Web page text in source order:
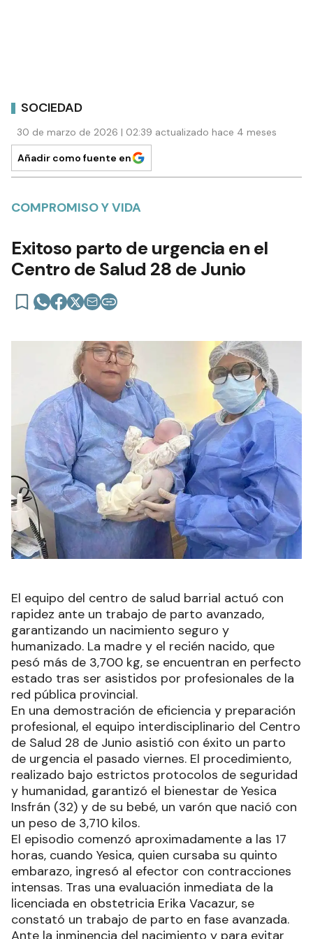
SOCIEDAD
30 de marzo de 2026 | 02:39 actualizado hace 4 meses
Añadir como fuente en
COMPROMISO Y VIDA
Exitoso parto de urgencia en el
Centro de Salud 28 de Junio
El equipo del centro de salud barrial actuó con
rapidez ante un trabajo de parto avanzado,
garantizando un nacimiento seguro y
humanizado. La madre y el recién nacido, que
pesó más de 3,700 kg, se encuentran en perfecto
estado tras ser asistidos por profesionales de la
red pública provincial.
En una demostración de eficiencia y preparación
profesional, el equipo interdisciplinario del Centro
de Salud 28 de Junio asistió con éxito un parto
de urgencia el pasado viernes. El procedimiento,
realizado bajo estrictos protocolos de seguridad
y humanidad, garantizó el bienestar de Yesica
Insfrán (32) y de su bebé, un varón que nació con
un peso de 3,710 kilos.
El episodio comenzó aproximadamente a las 17
horas, cuando Yesica, quien cursaba su quinto
embarazo, ingresó al efector con contracciones
intensas. Tras una evaluación inmediata de la
licenciada en obstetricia Erika Vacazur, se
constató un trabajo de parto en fase avanzada.
Ante la inminencia del nacimiento y para evitar